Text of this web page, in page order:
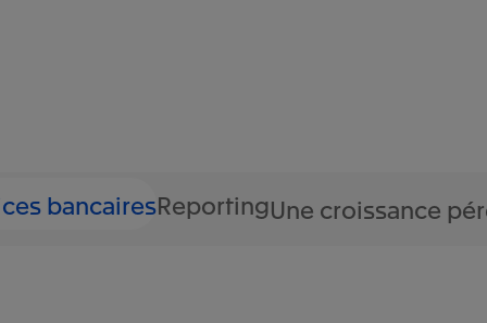
bancairesReportingUne croissance